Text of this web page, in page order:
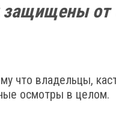
от
что владельцы,
осмотры в целом.